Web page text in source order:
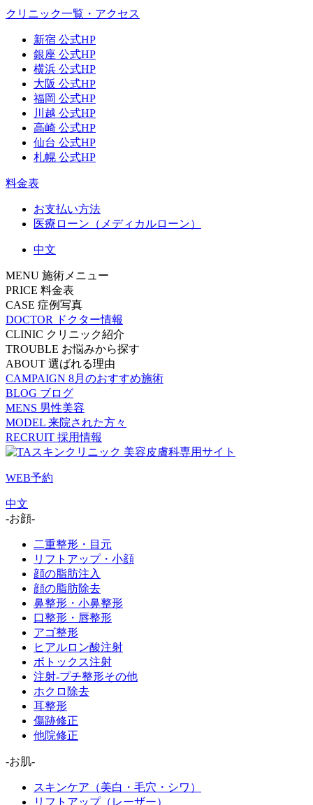
クリニック一覧・アクセス
新宿 公式HP
銀座 公式HP
横浜 公式HP
大阪 公式HP
福岡 公式HP
川越 公式HP
高崎 公式HP
仙台 公式HP
札幌 公式HP
料金表
お支払い方法
医療ローン（メディカルローン）
中文
MENU 施術メニュー
PRICE 料金表
CASE 症例写真
DOCTOR
ドクター情報
CLINIC クリニック紹介
TROUBLE お悩みから探す
ABOUT 選ばれる理由
CAMPAIGN 8月のおすすめ施術
BLOG ブログ
MENS 男性美容
MODEL 来院された方々
RECRUIT 採用情報
WEB予約
中文
-お顔-
二重整形・目元
リフトアップ・小顔
顔の脂肪注入
顔の脂肪除去
鼻整形・小鼻整形
口整形・唇整形
アゴ整形
ヒアルロン酸注射
ボトックス注射
注射-プチ整形その他
ホクロ除去
耳整形
傷跡修正
他院修正
-お肌-
スキンケア（美白・毛穴・シワ）
リフトアップ（レーザー）